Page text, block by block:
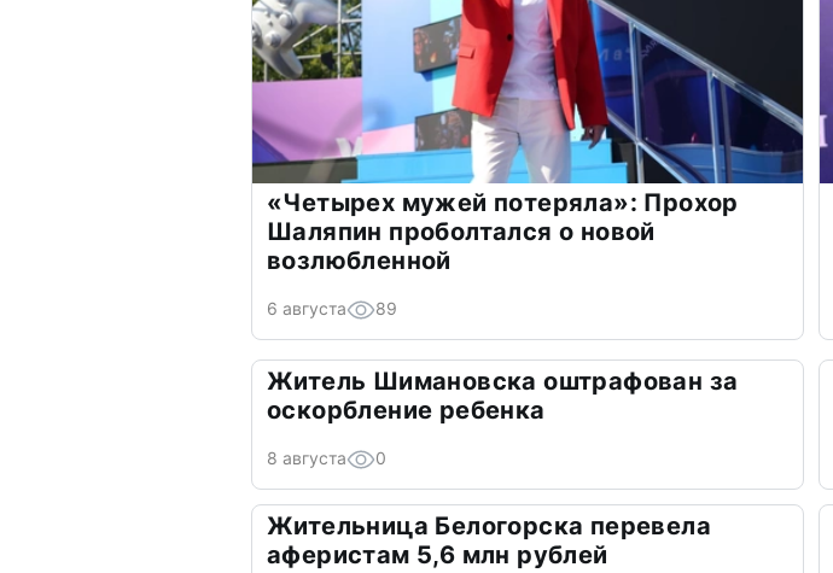
«Четырех мужей потеряла»: Прохор
Шаляпин проболтался о новой
возлюбленной
6 августа 89
Житель Шимановска оштрафован за
оскорбление ребенка
8 августа 0
Жительница Белогорска перевела
аферистам 5,6 млн рублей